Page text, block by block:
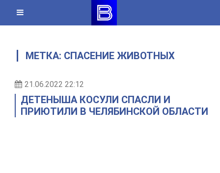
content
МЕТКА: СПАСЕНИЕ ЖИВОТНЫХ
21.06.2022 22:12
ДЕТЕНЫША КОСУЛИ СПАСЛИ И
ПРИЮТИЛИ В ЧЕЛЯБИНСКОЙ ОБЛАСТИ